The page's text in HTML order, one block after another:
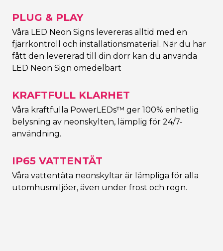
PLUG & PLAY
Våra LED Neon Signs levereras alltid med en
fjärrkontroll och installationsmaterial. När du har
fått den levererad till din dörr kan du använda
LED Neon Sign omedelbart
KRAFTFULL KLARHET
Våra kraftfulla PowerLEDs™ ger 100% enhetlig
belysning av neonskylten, lämplig för 24/7-
användning.
IP65 VATTENTÄT
Våra vattentäta neonskyltar är lämpliga för alla
utomhusmiljöer, även under frost och regn.